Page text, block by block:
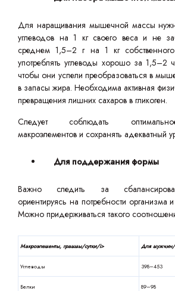
Для наращивания мышечной массы
углеводов на 1 кг своего веса и не
среднем 1,5–2 г на 1 кг
употреблять углеводы хорошо за 1,5–2
чтобы они успели преобразоваться в
в запасы жира. Необходима активная
превращения лишних сахаров в гликоген.
Следует соблюдать
макроэлементов и сохранять адекватный
Для поддержания формы
Важно следить за
ориентируясь на потребности организма
Можно придерживаться такого
Макроэлементы, граммы/сутки/i> Для
Углеводы 398–453
Белки 89–98